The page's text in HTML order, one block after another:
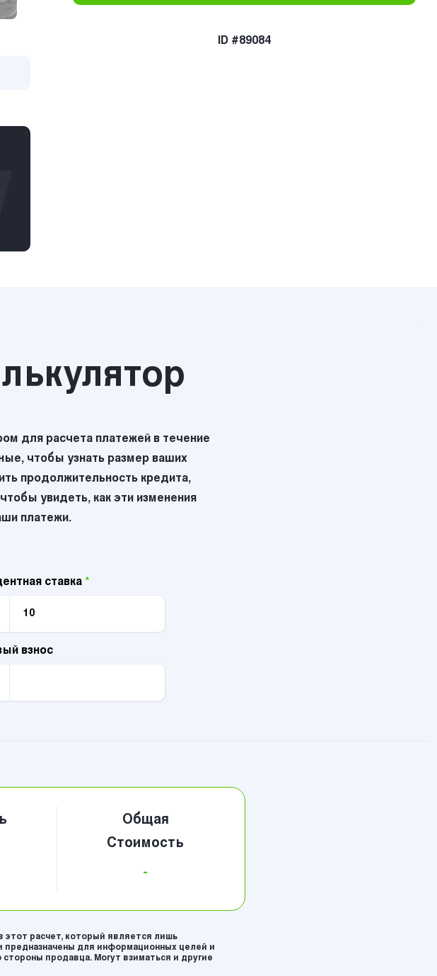
ID #89084
для расчета платежей в течение
чтобы узнать размер ваших
продолжительность кредита,
увидеть, как эти изменения
платежи.
ставка *
взнос
Общая
Стоимость
-
расчет, который является лишь
для информационных целей и
продавца. Могут взиматься и другие